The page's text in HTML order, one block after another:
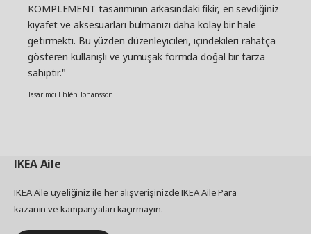
KOMPLEMENT tasarımının arkasındaki fikir, en sevdiğiniz
kıyafet ve aksesuarları bulmanızı daha kolay bir hale
getirmekti. Bu yüzden düzenleyicileri, içindekileri rahatça
gösteren kullanışlı ve yumuşak formda doğal bir tarza
sahiptir."
Tasarımcı Ehlén Johansson
IKEAAile
IKEA Aile üyeliğiniz ile her alışverişinizde IKEA Aile Para
kazanın ve kampanyaları kaçırmayın.